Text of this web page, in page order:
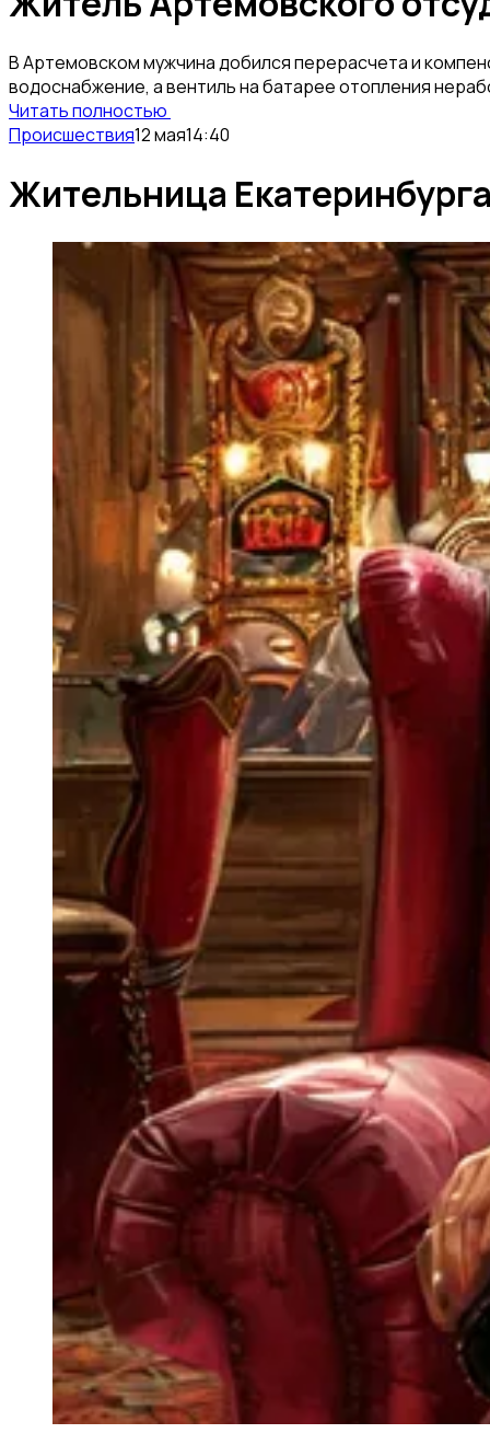
В Артемовском мужчина добился перерасчета и
водоснабжение, а вентиль на батарее отопления
Читать полностью
Происшествия12 мая14:40
Жительница